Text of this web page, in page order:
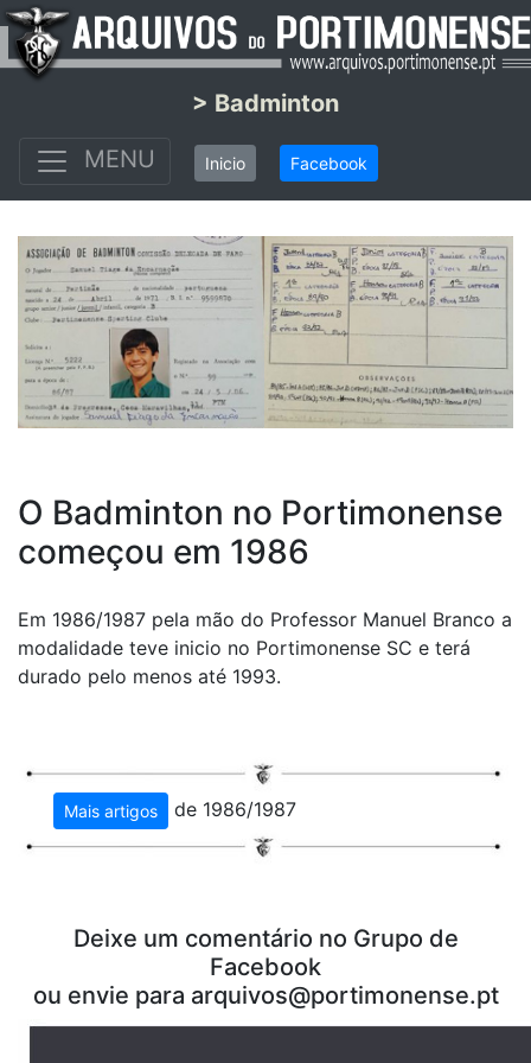
> Badminton
MENU
Inicio Facebook
O Badminton no Portimonense
começou em 1986
Em 1986/1987 pela mão do Professor Manuel Branco a
modalidade teve inicio no Portimonense SC e terá
durado pelo menos até 1993.
Mais artigos de 1986/1987
Deixe um comentário no Grupo de
Facebook
ou envie para arquivos@portimonense.pt